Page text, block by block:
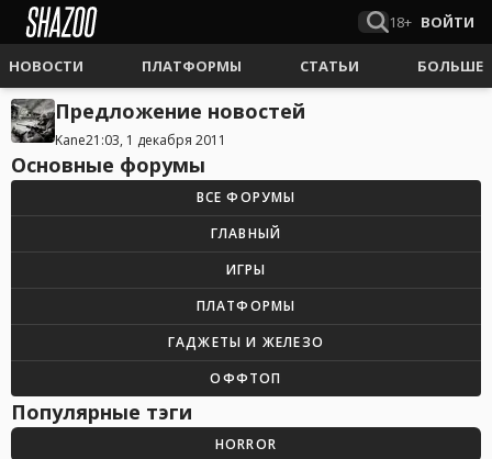
18+ ВОЙТИ
НОВОСТИ ПЛАТФОРМЫ СТАТЬИ БОЛЬШЕ
Предложение новостей
Kane21:03, 1 декабря 2011
Основные форумы
ВСЕ ФОРУМЫ
ГЛАВНЫЙ
ИГРЫ
ПЛАТФОРМЫ
ГАДЖЕТЫ И ЖЕЛЕЗО
ОФФТОП
Популярные тэги
HORROR